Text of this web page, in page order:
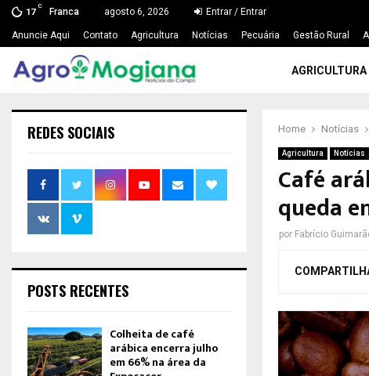
17
C
Franca agosto 6, 2026 Entrar / Entrar
Anuncie Aqui Contato Agricultura Notícias Pecuária Gestão Rural
AGRICULTURA
Home Notícias
Agricultura Notícias
Café
queda
por Fabrício
REDES SOCIAIS
POSTS RECENTES
Colheita de café
arábica encerra julho
em 66% na área da